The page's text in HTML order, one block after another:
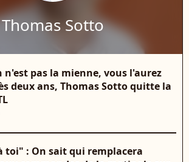
Thomas Sotto
n'est pas la mienne, vous l'aurez
deux ans, Thomas Sotto quitte la
toi" : On sait qui remplacera